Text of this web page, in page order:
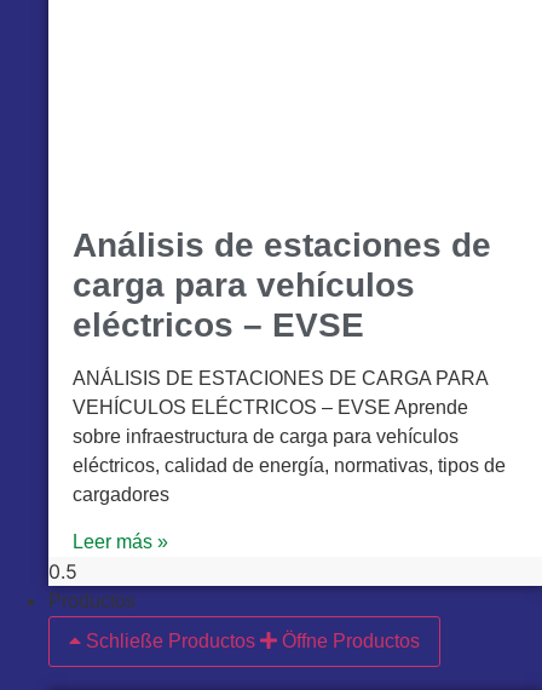
Análisis de estaciones de
carga para vehículos
eléctricos – EVSE
ANÁLISIS DE ESTACIONES DE CARGA PARA
VEHÍCULOS ELÉCTRICOS – EVSE Aprende
sobre infraestructura de carga para vehículos
eléctricos, calidad de energía, normativas, tipos de
cargadores
Leer más »
Productos
Schließe Productos
Öffne Productos